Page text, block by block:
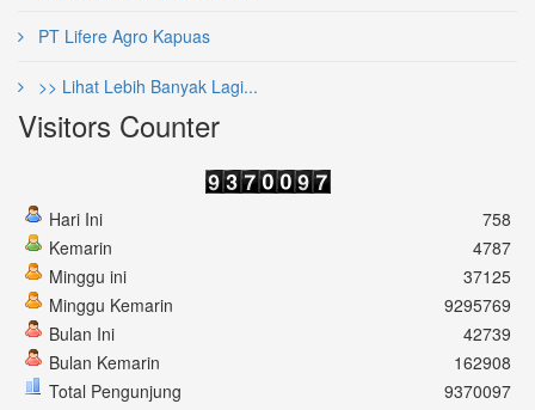
PT Lifere Agro Kapuas
>> Lihat Lebih Banyak Lagi...
Visitors Counter
Hari Ini
Kemarin
Minggu ini
Minggu Kemarin
Bulan Ini
Bulan Kemarin
Total Pengunjung
758
4787
37125
9295769
42739
162908
9370097